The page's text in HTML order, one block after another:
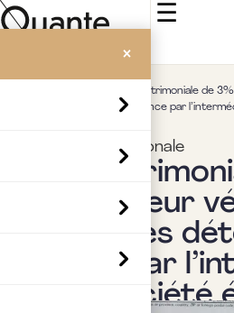
☰
×
Taxe patrimoniale de
immeubles détenus en France par
Fiscalité internationale
Taxe
sur la valeur
immeubles
France par
d’une